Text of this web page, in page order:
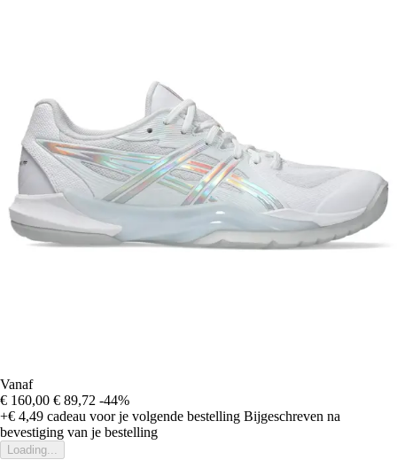
Vanaf
€ 160,00 € 89,72 -44%
+€ 4,49 cadeau voor je volgende bestelling Bijgeschreven na
bevestiging van je bestelling
Loading...